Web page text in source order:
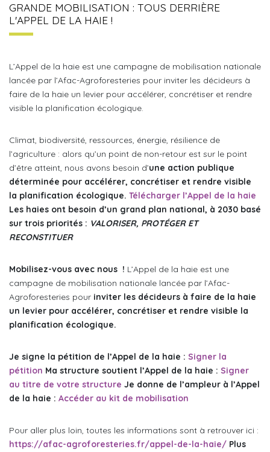
GRANDE MOBILISATION : TOUS DERRIÈRE
L'APPEL DE LA HAIE !
L’Appel de la haie est une campagne de mobilisation nationale
lancée par l’Afac-Agroforesteries pour inviter les décideurs à
faire de la haie un levier pour accélérer, concrétiser et rendre
visible la planification écologique.
Climat, biodiversité, ressources, énergie, résilience de
l’agriculture : alors qu’un point de non-retour est sur le point
d’être atteint, nous avons besoin d’une action publique
déterminée pour accélérer, concrétiser et rendre visible
la planification écologique. Télécharger l’Appel de la haie
Les haies ont besoin d’un grand plan national, à 2030 basé
sur trois priorités : VALORISER, PROTÉGER ET
RECONSTITUER
Mobilisez-vous avec nous ! L’Appel de la haie est une
campagne de mobilisation nationale lancée par l’Afac-
Agroforesteries pour inviter les décideurs à faire de la haie
un levier pour accélérer, concrétiser et rendre visible la
planification écologique.
Je signe la pétition de l’Appel de la haie : Signer la
pétition Ma structure soutient l’Appel de la haie : Signer
au titre de votre structure Je donne de l’ampleur à l’Appel
de la haie : Accéder au kit de mobilisation
Pour aller plus loin, toutes les informations sont à retrouver ici :
https://afac-agroforesteries.fr/appel-de-la-haie/ Plus